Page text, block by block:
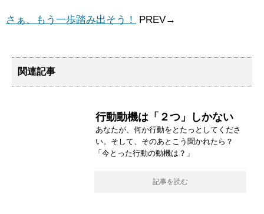
さぁ、もう一歩踏み出そう！ PREV→
関連記事
行動動機は「２つ」しかない
あなたが、何か行動をとたっとしてくださ
い。そして、そのあとこう聞かれたら？
「今とった行動の動機は？」
記事を読む